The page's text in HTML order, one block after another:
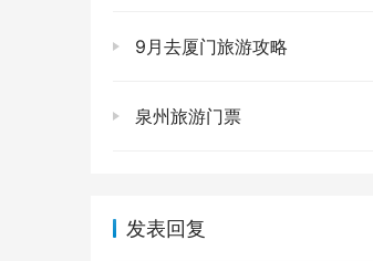
关于骑行:租车价格很亲民
关于防晒:姐妹们，听我的
水，随时补充能量。
9月去厦门旅游攻略
泉州旅游门票
发表回复